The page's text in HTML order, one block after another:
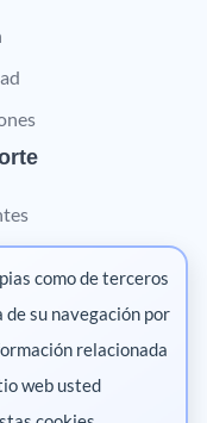
como de terceros
su navegación por
relacionada
web usted